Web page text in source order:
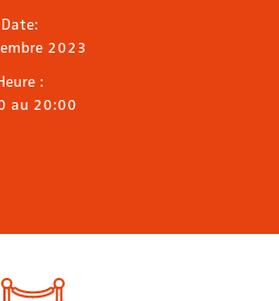
Date:
2023
:
au 20:00